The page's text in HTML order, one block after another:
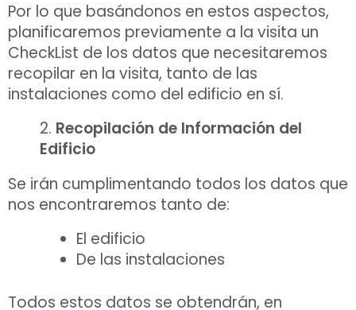
Por lo que basándonos en estos aspectos,
planificaremos previamente a la visita un
CheckList de los datos que necesitaremos
recopilar en la visita, tanto de las
instalaciones como del edificio en sí.
2. Recopilación de Información del
Edificio
Se irán cumplimentando todos los datos que
nos encontraremos tanto de:
El edificio
De las instalaciones
Todos estos datos se obtendrán, en